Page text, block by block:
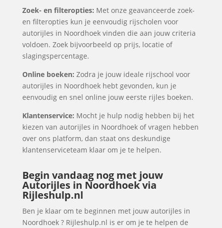
Zoek- en filteropties: Met onze geavanceerde zoek-
en filteropties kun je eenvoudig rijscholen voor
autorijles in Noordhoek vinden die aan jouw criteria
voldoen. Zoek bijvoorbeeld op prijs, locatie of
slagingspercentage.
Online boeken: Zodra je jouw ideale rijschool voor
autorijles in Noordhoek hebt gevonden, kun je
eenvoudig en snel online jouw eerste rijles boeken.
Klantenservice: Mocht je hulp nodig hebben bij het
kiezen van autorijles in Noordhoek of vragen hebben
over ons platform, dan staat ons deskundige
klantenserviceteam klaar om je te helpen.
Begin vandaag nog met jouw
Autorijles in Noordhoek via
Rijleshulp.nl
Ben je klaar om te beginnen met jouw autorijles in
Noordhoek ? Rijleshulp.nl is er om je te helpen de